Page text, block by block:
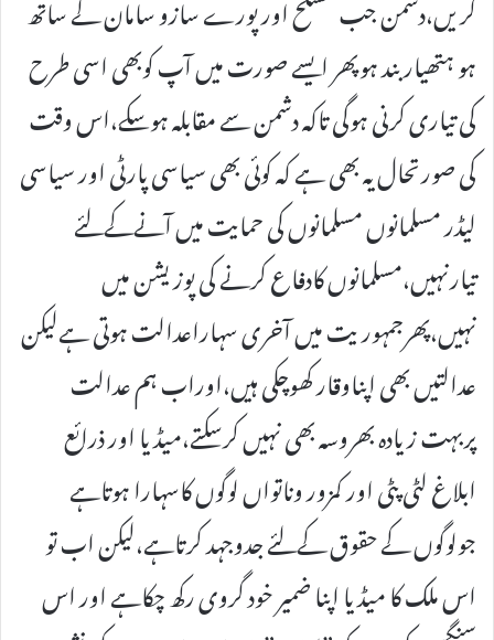
ہو ہتھیار بند ہوپھر ایسے صورت میں آپ کوبھی اسی طرح
کی تیاری کرنی ہوگی تاکہ دشمن سے مقابلہ ہوسکے،اس وقت
کی صورتحال یہ بھی ہے کہ کوئی بھی سیاسی پارٹی اور سیاسی
لیڈر مسلمانوں مسلمانوں کی حمایت میں آنےکےلئے
تیارنہیں،مسلمانوں کادفاع کرنے کی پوزیشن میں
نہیں،پھرجمہوریت میں آخری سہاراعدالت ہوتی ہےلیکن
عدالتیں بھی اپناوقار کھوچکی ہیں،اوراب ہم عدالت
پربہت زیادہ بھروسہ بھی نہیں کرسکتے،میڈیا اور ذرائع
ابلاغ لٹی پٹی اور کمزور وناتواں لوگوں کاسہارا ہوتاہے
جولوگوں کے حقوق کےلئے جدوجہد کرتاہے،لیکن اب تو
اس ملک کا میڈیا اپنا ضمیر خود گروی رکھ چکاہے اور اس